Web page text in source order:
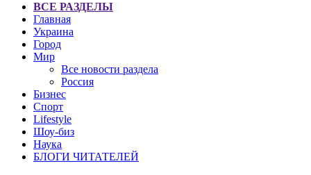
ВСЕ РАЗДЕЛЫ
Главная
Украина
Город
Мир
Все новости раздела
Россия
Бизнес
Спорт
Lifestyle
Шоу-биз
Наука
БЛОГИ ЧИТАТЕЛЕЙ